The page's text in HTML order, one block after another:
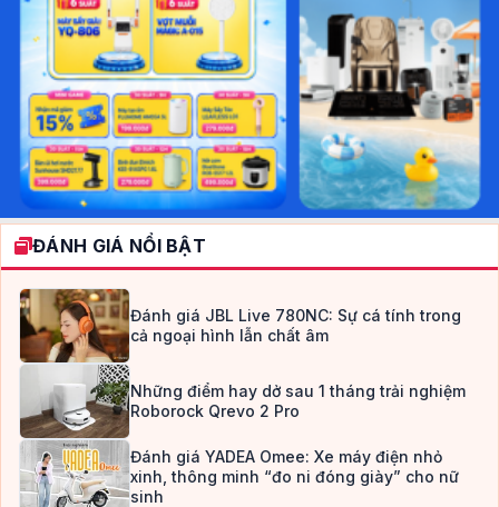
ĐÁNH GIÁ NỔI BẬT
Đánh giá JBL Live 780NC: Sự cá tính trong
cả ngoại hình lẫn chất âm
Những điểm hay dở sau 1 tháng trải nghiệm
Roborock Qrevo 2 Pro
Đánh giá YADEA Omee: Xe máy điện nhỏ
xinh, thông minh “đo ni đóng giày” cho nữ
sinh